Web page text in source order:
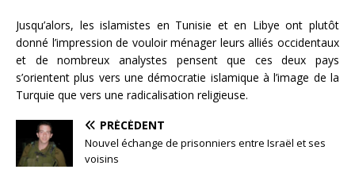
Jusqu’alors, les islamistes en Tunisie et en Libye ont plutôt
donné l’impression de vouloir ménager leurs alliés occidentaux
et de nombreux analystes pensent que ces deux pays
s’orientent plus vers une démocratie islamique à l’image de la
Turquie que vers une radicalisation religieuse.
PRÉCÉDENT
Nouvel échange de prisonniers entre Israël et ses
voisins